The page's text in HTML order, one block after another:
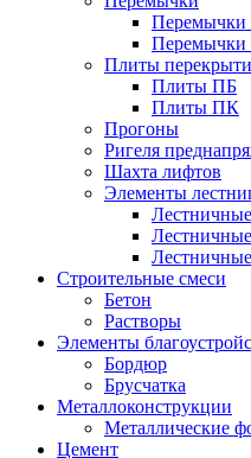
Перемычки
Перемычки
Плиты
Плиты ПБ
Плиты ПК
Прогоны
Ригеля
Шахта лифтов
Элементы
Строительные смеси
Бетон
Растворы
Элементы
Бордюр
Брусчатка
Металлоконструкции
Металлические
Цемент